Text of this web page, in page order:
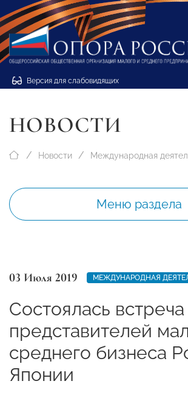
Версия для слабовидящих
НОВОСТИ
Новости
Меню раздела
03 Июля 2019 МЕЖДУНАРОДНАЯ
Состоялась встреча
представителей
среднего бизнеса
Японии